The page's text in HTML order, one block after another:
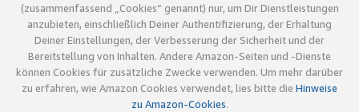
(zusammenfassend „Cookies“ genannt) nur, um Dir Dienstleistungen
anzubieten, einschließlich Deiner Authentifizierung, der Erhaltung
Deiner Einstellungen, der Verbesserung der Sicherheit und der
Bereitstellung von Inhalten. Andere Amazon-Seiten und -Dienste
können Cookies für zusätzliche Zwecke verwenden. Um mehr darüber
zu erfahren, wie Amazon Cookies verwendet, lies bitte die Hinweise
zu Amazon-Cookies.